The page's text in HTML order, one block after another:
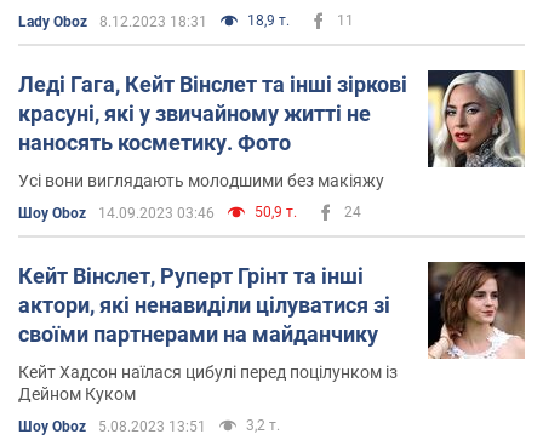
Lady Oboz 8.12.2023 18:31 18,9 т. 11
Леді Гага, Кейт Вінслет та інші зіркові
красуні, які у звичайному житті не
наносять косметику. Фото
Усі вони виглядають молодшими без макіяжу
Шоу Oboz 14.09.2023 03:46 50,9 т. 24
Кейт Вінслет, Руперт Грінт та інші
актори, які ненавиділи цілуватися зі
своїми партнерами на майданчику
Кейт Хадсон наїлася цибулі перед поцілунком із
Дейном Куком
Шоу Oboz 5.08.2023 13:51 3,2 т.